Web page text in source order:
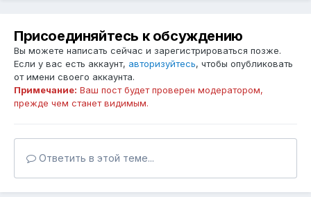
Присоединяйтесь к обсуждению
Вы можете написать сейчас и зарегистрироваться позже.
Если у вас есть аккаунт, авторизуйтесь, чтобы опубликовать
от имени своего аккаунта.
Примечание: Ваш пост будет проверен модератором,
прежде чем станет видимым.
Ответить в этой теме...